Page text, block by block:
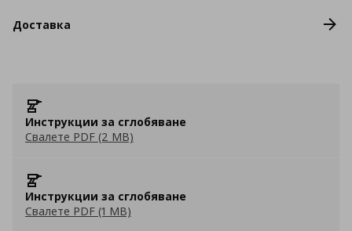
Доставка
Инструкции за сглобяване
Свалете PDF (2 MB)
Инструкции за сглобяване
Свалете PDF (1 MB)